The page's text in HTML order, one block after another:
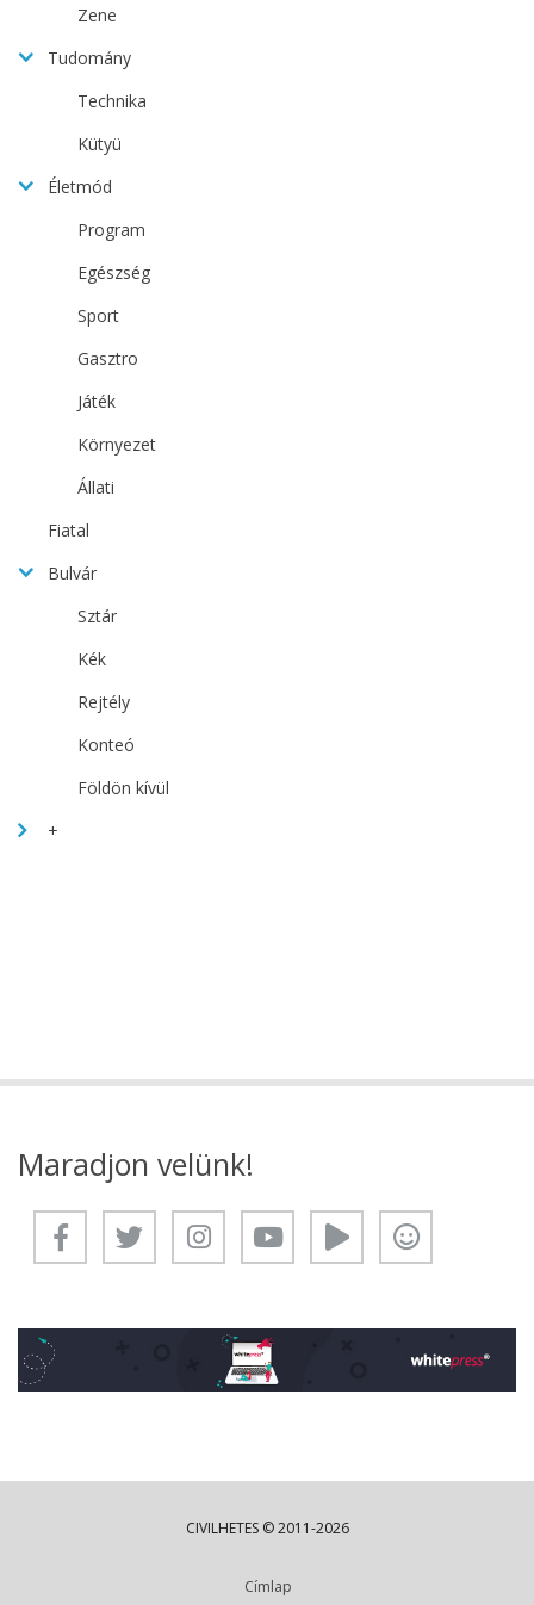
Zene
Tudomány
Technika
Kütyü
Életmód
Program
Egészség
Sport
Gasztro
Játék
Környezet
Állati
Fiatal
Bulvár
Sztár
Kék
Rejtély
Konteó
Földön kívül
+
Maradjon velünk!
CIVILHETES © 2011-2026
Címlap